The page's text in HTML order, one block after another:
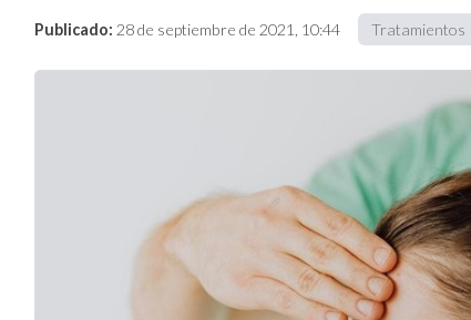
Publicado: 28 de septiembre de 2021, 10:44 Tratamientos